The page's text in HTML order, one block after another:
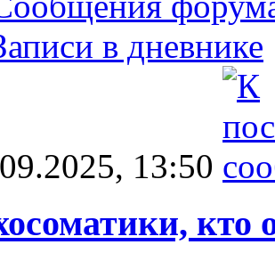
в дневнике
13:50
кто